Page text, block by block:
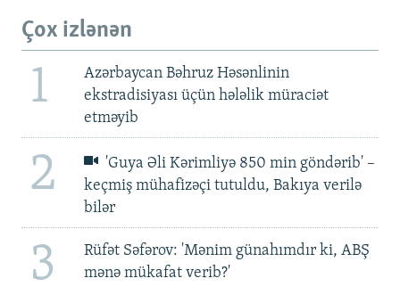
Çox izlənən
1
Azərbaycan Bəhruz Həsənlinin
ekstradisiyası üçün hələlik müraciət
etməyib
2
'Guya Əli Kərimliyə 850 min göndərib' –
keçmiş mühafizəçi tutuldu, Bakıya verilə
bilər
3
Rüfət Səfərov: 'Mənim günahımdır ki, ABŞ
mənə mükafat verib?'